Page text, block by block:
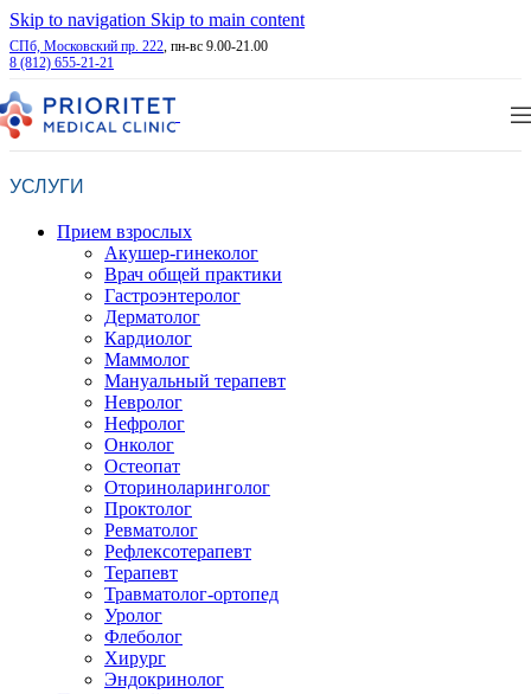
Skip to navigation Skip to main content
СПб, Московский пр. 222, пн-вс 9.00-21.00
8 (812) 655-21-21
УСЛУГИ
Прием взрослых
Акушер-гинеколог
Врач общей практики
Гастроэнтеролог
Дерматолог
Кардиолог
Маммолог
Мануальный терапевт
Невролог
Нефролог
Онколог
Остеопат
Оториноларинголог
Проктолог
Ревматолог
Рефлексотерапевт
Терапевт
Травматолог-ортопед
Уролог
Флеболог
Хирург
Эндокринолог